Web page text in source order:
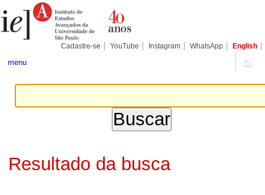
para
conteúdo.
Pessoais
Cadastre-se YouTube Instagram WhatsApp English
menu
Resultado da busca